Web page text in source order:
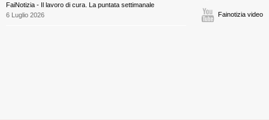
FaiNotizia - Il lavoro di cura. La puntata settimanale
6 Luglio 2026
Fainotizia video